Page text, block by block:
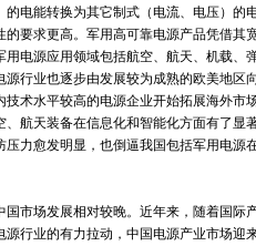
电能转换为其它制式（电流、电压）
要求更高。军用高可靠电源产品凭借其
电源应用领域包括航空、航天、机载、
行业也逐步由发展较为成熟的欧美地区
术水平较高的电源企业开始拓展海外
航天装备在信息化和智能化方面有了显
力愈发明显，也倒逼我国包括军用电源
场发展相对较晚。近年来，随着国际
行业的有力拉动，中国电源产业市场